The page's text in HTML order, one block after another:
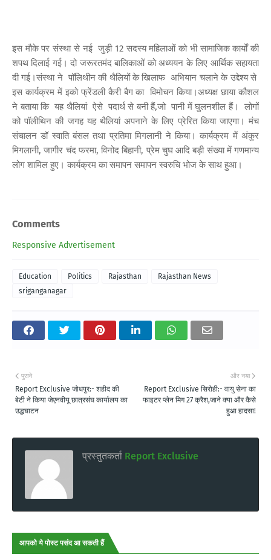
इस मौके पर संस्था से नई जुड़ी 12 सदस्य महिलाओं को भी सामाजिक कार्यों की
शपथ दिलाई गई। दो जरूरतमंद बालिकाओं को अध्ययन के लिए आर्थिक सहायता
दी गई।संस्था ने पॉलिथीन की थैलियों के खिलाफ अभियान चलाने के उद्देश्य से
इस कार्यक्रम में इको फ्रेंडली कैरी बैग का विमोचन किया।अध्यक्ष छाया कौशल
ने बताया कि यह थैलियां ऐसे पदार्थ से बनी हैं,जो पानी में घुलनशील हैं। लोगों
को पॉलीथिन की जगह यह थैलियां अपनाने के लिए प्रेरित किया जाएगा। मंच
संचालन डॉ स्वाति बंसल तथा प्रतिमा मिगलानी ने किया। कार्यक्रम में अंकुर
मिगलानी, जागीर चंद फरमा, विनोद बिहानी, प्रेम चुघ आदि बड़ी संख्या में गणमान्य
लोग शामिल हुए। कार्यक्रम का समापन समापन स्वरुचि भोज के साथ हुआ।
Comments
Responsive Advertisement
Education Politics Rajasthan
Rajasthan News
sriganganagar
और नया
Report Exclusive सिरोही:- वायु सेना का
फाइटर प्लेन मिग 27 क्रैश,जाने क्या और कैसे
हुआ हादसा!
पुराने
Report Exclusive जोधपुर:- शहीद की
बेटी ने किया जेएनवीयू छात्रसंघ कार्यालय का
उद्धघाटन
प्रस्तुतकर्ता Report Exclusive
आपको ये पोस्ट पसंद आ सकती हैं